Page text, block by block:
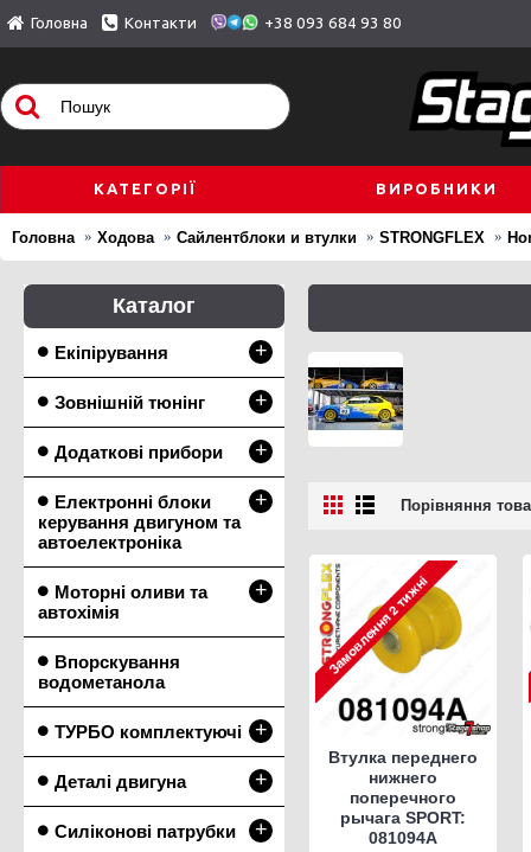
Головна Контакти +38 093 684 93 80
КАТЕГОРІЇ ВИРОБНИКИ
Головна Ходова Сайлентблоки и втулки STRONGFLEX
Каталог
Екіпірування +
Зовнішній тюнінг +
Додаткові прибори +
Електронні блоки
керування двигуном та
автоелектроніка
+
Моторні оливи та
автохімія
+
Впорскування
водометанола
ТУРБО комплектуючі +
Деталі двигуна +
Силіконові патрубки +
Порівняння
Втулка переднего
нижнего
поперечного
рычага SPORT:
081094A